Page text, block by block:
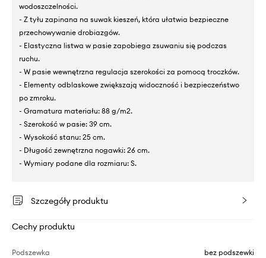
wodoszczelności.
- Z tyłu zapinana na suwak kieszeń, która ułatwia bezpieczne
przechowywanie drobiazgów.
- Elastyczna listwa w pasie zapobiega zsuwaniu się podczas
ruchu.
- W pasie wewnętrzna regulacja szerokości za pomocą troczków.
- Elementy odblaskowe zwiększają widoczność i bezpieczeństwo
po zmroku.
- Gramatura materiału: 88 g/m2.
- Szerokość w pasie: 39 cm.
- Wysokość stanu: 25 cm.
- Długość zewnętrzna nogawki: 26 cm.
- Wymiary podane dla rozmiaru: S.
Szczegóły produktu
Cechy produktu
Podszewka bez podszewki